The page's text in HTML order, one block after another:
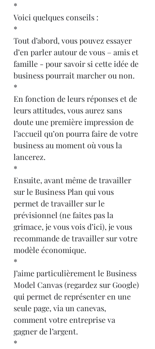
*
Voici quelques conseils :
*
Tout d’abord, vous pouvez essayer
d’en parler autour de vous – amis et
famille - pour savoir si cette idée de
business pourrait marcher ou non.
*
En fonction de leurs réponses et de
leurs attitudes, vous aurez sans
doute une première impression de
l’accueil qu’on pourra faire de votre
business au moment où vous la
lancerez.
*
Ensuite, avant même de travailler
sur le Business Plan qui vous
permet de travailler sur le
prévisionnel (ne faites pas la
grimace, je vous vois d’ici), je vous
recommande de travailler sur votre
modèle économique.
*
J’aime particulièrement le Business
Model Canvas (regardez sur Google)
qui permet de représenter en une
seule page, via un canevas,
comment votre entreprise va
gagner de l’argent.
*